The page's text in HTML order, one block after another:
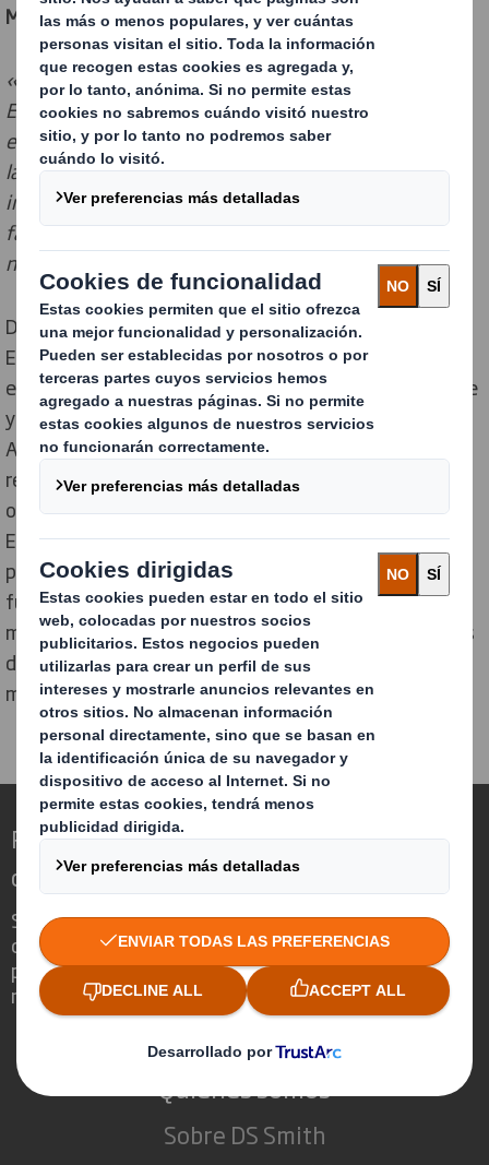
Miles Roberts, Group Chief Executive, declaró:
«Estoy encantado con el apoyo de los accionistas de
Europac. Estamos deseando dar la bienvenida a los
empleados de Europac en el grupo DS Smith e integrar
las empresas en beneficio de todas las partes
interesadas. Esta adquisición es una oportunidad
fantástica de mejorar la cobertura y oferta para
nuestros clientes en esta importante región».
DS Smith anunció la propuesta de adquisición de
Europac en junio de 2018. Se trata de una empresa de
embalaje con sede en España, integrada verticalmente
y que complementa a la perfección a nuestro negocio.
Además, cuenta con una cartera diversificada y unas
relaciones sólidas con los clientes. En 2017, Europac
obtuvo unos ingresos de 868 millones de euros y un
EBITDA recurrente de 147 millones de euros. En los
primeros nueve meses de 2018, el EBITDA recurrente
fue de 157 millones de euros y el beneficio neto de 79
millones de euros, en comparación con los 104 millones
de euros y los 58 millones de euros registrados en el
mismo período de 2017.
Redefinimos el packaging para un mundo
cambiante
Somos diferentes porque vemos la
oportunidad de que el embalaje juegue un
papel fundamental en el mundo que nos
rodea.
Quienes somos
Sobre DS Smith